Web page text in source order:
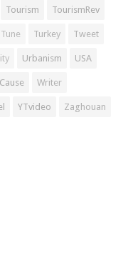
Tourism TourismRev
Turkey Tweet
Urbanism USA
Writer
YTvideo Zaghouan